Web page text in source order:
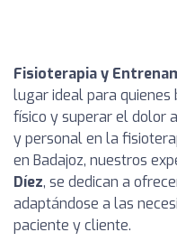
Fisioterapia y
lugar ideal para quienes
físico y superar el dolor
y personal en la
en Badajoz, nuestros
Díez, se dedican a
adaptándose a las
paciente y cliente.